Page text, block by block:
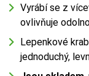
Vyrábí se z
ovlivňuje
Lepenkové
jednoduchý,